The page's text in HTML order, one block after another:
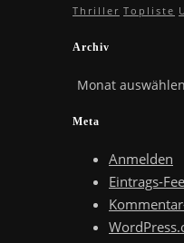
Thriller Topliste
Archiv
Archiv
Meta
Anmelden
Eintrags-